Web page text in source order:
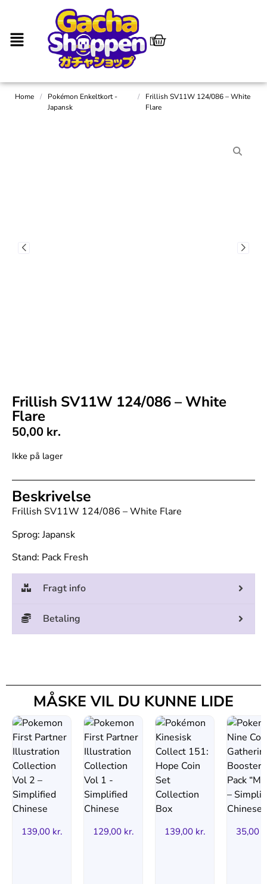
Home /
Pokémon Enkeltkort -
Japansk
/
Frillish SV11W 124/086 – White
Flare
Frillish SV11W 124/086 – White
Flare
50,00 kr.
Ikke på lager
Beskrivelse
Frillish SV11W 124/086 – White Flare
Sprog: Japansk
Stand: Pack Fresh
Fragt info
Betaling
MÅSKE VIL DU KUNNE LIDE
139,00 kr. 129,00 kr. 139,00 kr. 35,00